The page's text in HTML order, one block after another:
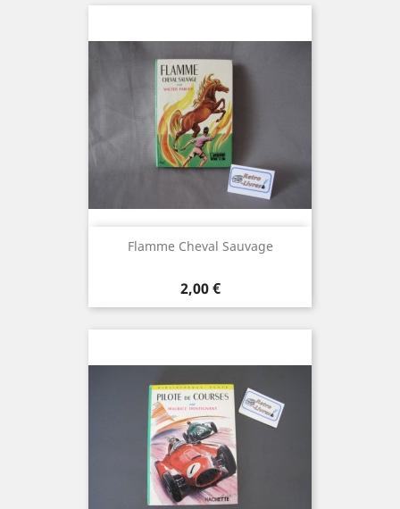
Flamme Cheval Sauvage
Prix
2,00 €